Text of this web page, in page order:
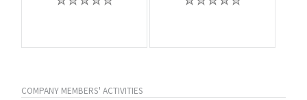
COMPANY MEMBERS' ACTIVITIES